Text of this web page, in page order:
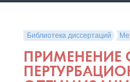
Библиотека диссертаций
ПРИМЕНЕНИЕ